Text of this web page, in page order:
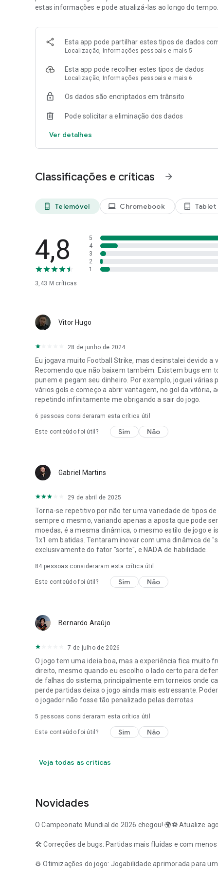
PRIVACY POLICY: https://www.miniclip.com/privacy-policy
estas informações e pode atualizá-las ao longo do tempo.
Esta app pode partilhar estes tipos de dados
Localização, Informações pessoais e mais 5
Esta app pode recolher estes tipos de dados
Localização, Informações pessoais e mais 6
Os dados são encriptados em trânsito
Pode solicitar a eliminação dos dados
Ver detalhes
Classificações e críticas arrow_forward
phone_android Telemóvel laptop Chromebook tablet_android Tablet
4,8
3,43 M críticas
5
4
3
2
1
Vitor Hugo
28 de junho de 2024
Eu jogava muito Football Strike, mas desinstalei devido
Recomendo que não baixem também. Existem bugs em
punem e pegam seu dinheiro. Por exemplo, joguei
vários gols e começo a abrir vantagem, no gol da vitória,
repetindo infinitamente me obrigando a sair do jogo.
6 pessoas consideraram esta crítica útil
Este conteúdo foi útil? Sim Não
Gabriel Martins
29 de abril de 2025
Torna-se repetitivo por não ter uma variedade de tipos
sempre o mesmo, variando apenas a aposta que pode
moedas, é a mesma dinâmica, o mesmo estilo de jogo e
1x1 em batidas. Tentaram inovar com uma dinâmica de
exclusivamente do fator "sorte", e NADA de habilidade.
84 pessoas consideraram esta crítica útil
Este conteúdo foi útil? Sim Não
Bernardo Araújo
7 de julho de 2026
O jogo tem uma ideia boa, mas a experiência fica muito
direito, mesmo quando eu escolho o lado certo para
de falhas do sistema, principalmente em torneios onde
perde partidas deixa o jogo ainda mais estressante.
o jogador não fosse tão penalizado pelas derrotas
5 pessoas consideraram esta crítica útil
Este conteúdo foi útil? Sim Não
Veja todas as críticas
Novidades
O Campeonato Mundial de 2026 chegou! 🌍⚽ Atualize
🛠️ Correções de bugs: Partidas mais fluidas e com menos
⚙️ Otimizações do jogo: Jogabilidade aprimorada para